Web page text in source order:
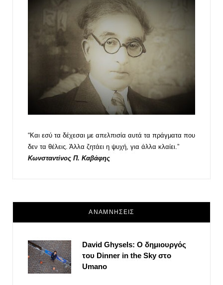
“Και εσύ τα δέχεσαι με απελπισία αυτά τα πράγματα που
δεν τα θέλεις. Άλλα ζητάει η ψυχή, για άλλα κλαίει.”
Κωνσταντίνος Π. Καβάφης
ΑΝΑΜΝΗΣΕΙΣ
David Ghysels: Ο δημιουργός
του Dinner in the Sky στο
Umano